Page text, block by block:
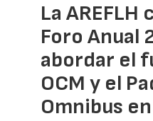
La
Foro Anual
abordar el
OCM y el
Omnibus